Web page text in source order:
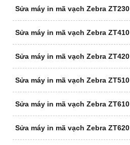
Sửa máy in mã vạch Zebra ZT230
Sửa máy in mã vạch Zebra ZT410
Sửa máy in mã vạch Zebra ZT420
Sửa máy in mã vạch Zebra ZT510
Sửa máy in mã vạch Zebra ZT610
Sửa máy in mã vạch Zebra ZT620